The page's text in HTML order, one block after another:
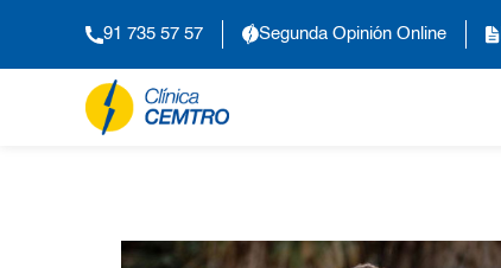
91 735 57 57 Segunda Opinión Online